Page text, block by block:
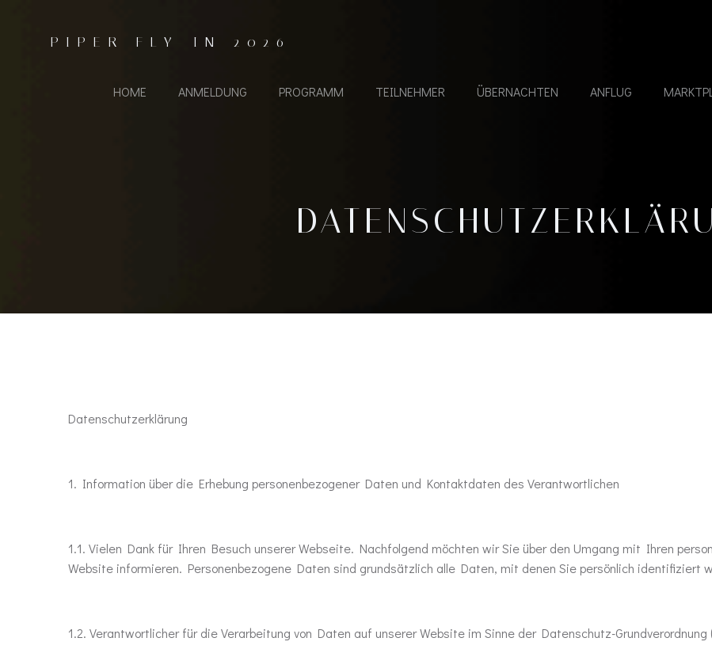
PIPER FLY-IN 2026
HOME ANMELDUNG PROGRAMM TEILNEHMER ÜBERNACHTEN ANFLUG
Datenschutzerklärung
1. Information über die Erhebung personenbezogener Daten und Kontaktdaten des Verantwortlichen
1.1. Vielen Dank für Ihren Besuch unserer Webseite. Nachfolgend möchten wir Sie über den Umgang mit Ihren
Website informieren. Personenbezogene Daten sind grundsätzlich alle Daten, mit denen Sie persönlich identifiziert
1.2. Verantwortlicher für die Verarbeitung von Daten auf unserer Website im Sinne der Datenschutz-Grundverordnung